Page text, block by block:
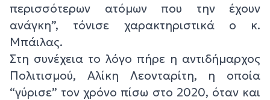
περισσότερων ατόμων που την έχουν
ανάγκη”, τόνισε χαρακτηριστικά ο κ.
Μπάιλας.
Στη συνέχεια το λόγο πήρε η αντιδήμαρχος
Πολιτισμού, Αλίκη Λεονταρίτη, η οποία
“γύρισε” τον χρόνο πίσω στο 2020, όταν και